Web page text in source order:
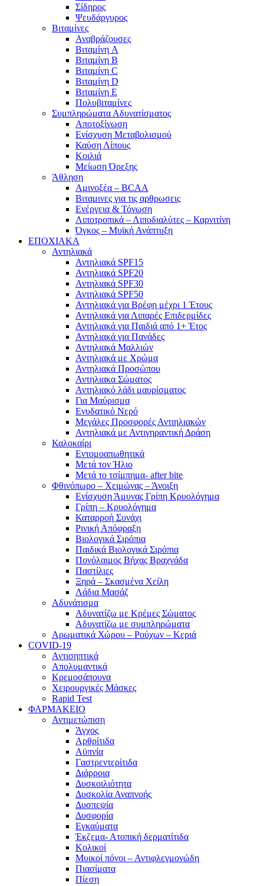
Σίδηρος
Ψευδάργυρος
Βιταμίνες
Αναβράζουσες
Βιταμίνη A
Βιταμίνη B
Βιταμίνη C
Βιταμίνη D
Βιταμίνη E
Πολυβιταμίνες
Συμπληρώματα Αδυνατίσματος
Αποτοξίνωση
Ενίσχυση Μεταβολισμού
Καύση Λίπους
Κοιλιά
Μείωση Όρεξης
Άθληση
Αμινοξέα – BCAA
Βιταμινες για τις αρθρωσεις
Ενέργεια & Τόνωση
Λιποτροπικά – Λιποδιαλύτες – Καρνιτίνη
Όγκος – Μυϊκή Ανάπτυξη
ΕΠΟΧΙΑΚΑ
Αντηλιακά
Αντηλιακά SPF15
Αντηλιακά SPF20
Αντηλιακά SPF30
Αντηλιακά SPF50
Αντηλιακά για Βρέφη μέχρι 1 Έτους
Αντηλιακά για Λιπαρές Επιδερμίδες
Αντηλιακά για Παιδιά από 1+ Έτος
Αντηλιακά για Πανάδες
Αντηλιακά Μαλλιών
Αντηλιακά με Χρώμα
Αντηλιακά Προσώπου
Αντηλιακα Σώματος
Αντηλιακό λάδι μαυρίσματος
Για Μαύρισμα
Ενυδατικό Νερό
Μεγάλες Προσφορές Αντιηλιακών
Αντηλιακά με Αντιγηραντική Δράση
Καλοκαίρι
Εντομοαπωθητικά
Μετά τον Ήλιο
Μετά το τσίμπημα- after bite
Φθινόπωρο – Χειμώνας – Άνοιξη
Ενίσχυση Άμυνας Γρίπη Κρυολόγημα
Γρίπη – Κρυολόγημα
Καταρροή Συνάχι
Ρινική Απόφραξη
Βιολογικά Σιρόπια
Παιδικά Βιολογικά Σιρόπια
Πονόλαιμος Βήχας Βραχνάδα
Παστίλιες
Ξηρά – Σκασμένα Χείλη
Λάδια Μασάζ
Αδυνάτισμα
Αδυνατίζω με Κρέμες Σώματος
Αδυνατίζω με συμπληρώματα
Αρωματικά Χώρου – Ρούχων – Κεριά
COVID-19
Αντισηπτικά
Απολυμαντικά
Κρεμοσάπουνα
Χειρουργικές Μάσκες
Rapid Test
ΦΑΡΜΑΚΕΙΟ
Αντιμετώπιση
Άγχος
Αρθρίτιδα
Αϋπνία
Γαστρεντερίτιδα
Διάρροια
Δυσκοιλιότητα
Δυσκολία Αναπνοής
Δυσπεψία
Δυσφορία
Εγκαύματα
Έκζεμα- Ατοπική δερματίτιδα
Κολικοί
Μυικοί πόνοι – Αντιφλεγμονώδη
Πιασίματα
Πίεση